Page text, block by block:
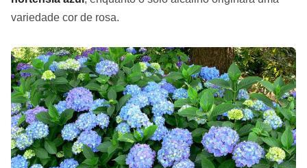
variedade cor de rosa.